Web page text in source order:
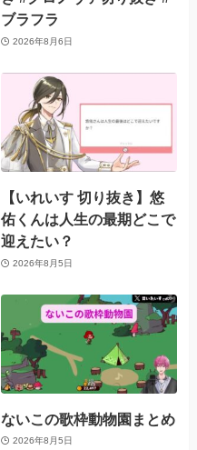
ブラフラ
2026年8月6日
【いれいす 切り抜き】悠
佑くんは人生の最期どこで
迎えたい？
2026年8月5日
ないこの歌枠動物園まとめ
2026年8月5日